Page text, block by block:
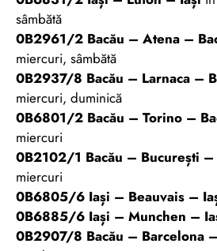
sâmbătă
0B2961/2 Bacău – Atena –
miercuri, sâmbătă
0B2937/8 Bacău – Larnaca –
miercuri, duminică
0B6801/2 Bacău – Torino –
miercuri
0B2102/1 Bacău – București –
miercuri
0B6805/6 Iași – Beauvais –
0B6885/6 Iași – Munchen –
0B2907/8 Bacău – Barcelona